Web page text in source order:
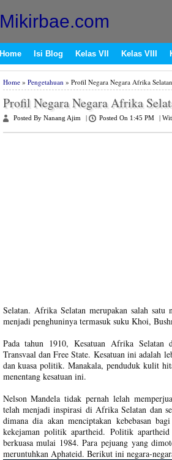
Mikirbae.com
Home Isi Blog Kelas VII Kelas VIII
Home» Pengetahuan» Profil Negara Negara Afrika Selatan
Profil Negara Negara Afrika
Posted By Nanang Ajim Posted On 1:45 PM
Selatan. Afrika Selatan merupakan salah
menjadi penghuninya termasuk suku Khoi,
Pada tahun 1910, Kesatuan Afrika
Transvaal dan Free State. Kesatuan ini adalah
dan kuasa politik. Manakala, penduduk kulit
menentang kesatuan ini.
Nelson Mandela tidak pernah lelah
telah menjadi inspirasi di Afrika Selatan dan
dimana dia akan menciptakan kebebasan
kekejaman politik apartheid. Politik
berkuasa mulai 1984. Para pejuang yang
meruntuhkan Aphateid. Berikut ini negara-